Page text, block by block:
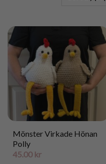
Mönster Virkade Hönan
Polly
45.00 kr